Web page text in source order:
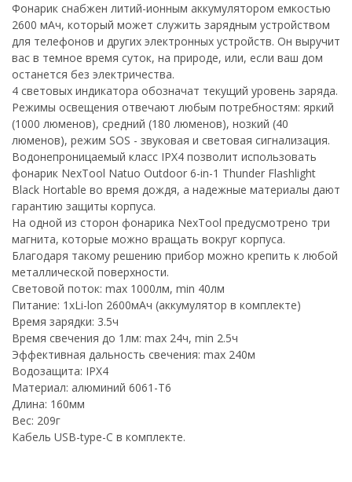
Фонарик снабжен литий-ионным аккумулятором емкостью
2600 мАч, который может служить зарядным устройством
для телефонов и других электронных устройств. Он выручит
вас в темное время суток, на природе, или, если ваш дом
останется без электричества.
4 световых индикатора обозначат текущий уровень заряда.
Режимы освещения отвечают любым потребностям: яркий
(1000 люменов), средний (180 люменов), нозкий (40
люменов), режим SOS - звуковая и световая сигнализация.
Водонепроницаемый класс IPX4 позволит использовать
фонарик NexTool Natuo Outdoor 6-in-1 Thunder Flashlight
Black Hortable во время дождя, а надежные материалы дают
гарантию защиты корпуса.
На одной из сторон фонарика NexTool предусмотрено три
магнита, которые можно вращать вокруг корпуса.
Благодаря такому решению прибор можно крепить к любой
металлической поверхности.
Световой поток: max 1000лм, min 40лм
Питание: 1хLi-lon 2600мАч (аккумулятор в комплекте)
Время зарядки: 3.5ч
Время свечения до 1лм: max 24ч, min 2.5ч
Эффективная дальность свечения: max 240м
Водозащита: IPX4
Материал: алюминий 6061-T6
Длина: 160мм
Вес: 209г
Кабель USB-type-C в комплекте.